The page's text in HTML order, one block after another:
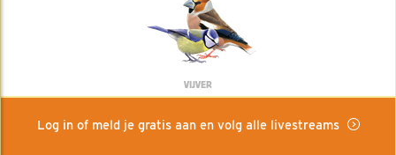
VIJVER
Log in of meld je gratis aan en volg alle livestreams